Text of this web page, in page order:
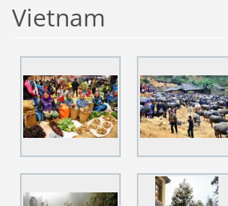
Vietnam